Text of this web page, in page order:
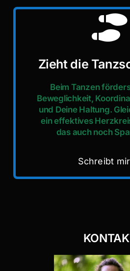
Zieht die
Beim Tanzen
Beweglichkeit,
und Deine Haltung.
ein effektives
das auch noch
Schreibt